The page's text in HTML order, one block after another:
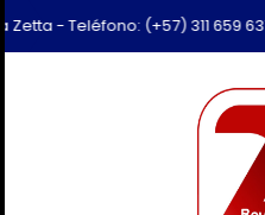
(+57) 311 659 6374 -